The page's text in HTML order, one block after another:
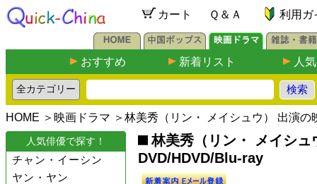
カート Ｑ＆Ａ 利用ガ
おすすめ 新着リスト 人
HOME ＞ 映画ドラマ ＞林美秀（リン・ メイシュウ） 出演の
人気俳優で探す！
チャン・イーシン
ヤン・ヤン
林美秀（リン・ メイシ
DVD/HDVD/Blu-ray